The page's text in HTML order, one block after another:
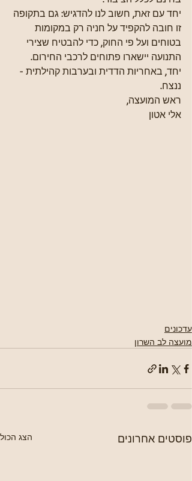
יחד עם זאת, חשוב לנו להדגיש: גם בתקופה
זו חובה להקפיד על חניה רק במקומות
בטוחים ועל פי החוק, כדי להבטיח שצירי
התנועה יישארו פתוחים לרכבי החירום.
יחד, באחריות הדדית ובערבות קהילתית -
ננצח.
ראש המועצה,
אלי אטון
עדכונים
מועצה לב השרון
פוסטים אחרונים הצג הכול